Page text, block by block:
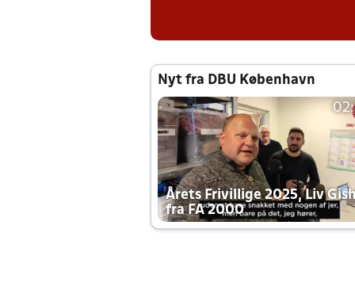
Nyt fra DBU København
Årets Frivillige 2025, Liv
fra FA 2000